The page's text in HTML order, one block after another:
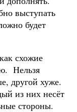
выступать
будет
схожие
Нельзя
другой хуже.
из них несёт
стороны.